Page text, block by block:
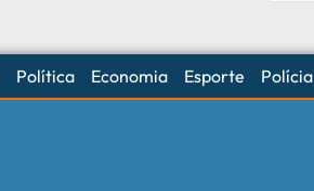
Política Economia Esporte Polícia